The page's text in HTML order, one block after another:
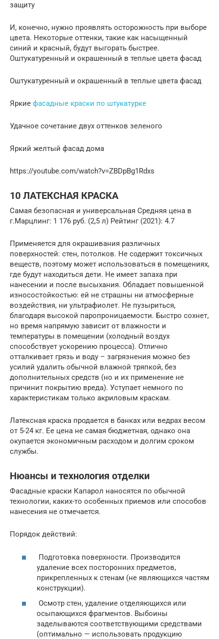
защиту
И, конечно, нужно проявлять осторожность при выборе
цвета. Некоторые оттенки, такие как насыщенный
синий и красный, будут выгорать быстрее.
Оштукатуренный и окрашенный в теплые цвета фасад
Оштукатуренный и окрашенный в теплые цвета фасад
Яркие фасадные краски по штукатурке
Удачное сочетание двух оттенков зеленого
Яркий желтый фасад дома
https://youtube.com/watch?v=ZBDpBg1Rdxs
10 ЛАТЕКСНАЯ КРАСКА
Самая безопасная и универсальная Средняя цена в
г.Марцлинг: 1 176 руб. (2,5 л) Рейтинг (2021): 4.7
Применяется для окрашивания различных
поверхностей: стен, потолков. Не содержит токсичных
веществ, поэтому может использоваться в помещениях,
где будут находиться дети. Не имеет запаха при
нанесении и после высыхания. Обладает повышенной
износостойкостью: ей не страшны ни атмосферные
воздействия, ни ультрафиолет. Не пузыриться,
благодаря высокой паропроницаемости. Быстро сохнет,
но время напрямую зависит от влажности и
температуры в помещении (холодный воздух
способствует ускорению процесса). Отлично
отталкивает грязь и воду – загрязнения можно без
усилий удалить обычной влажной тряпкой, без
дополнительных средств (но и их применение не
причинит покрытию вреда). Уступает немного по
характеристикам только акриловым краскам.
Латексная краска продается в банках или ведрах весом
от 5-24 кг. Ее цена не самая бюджетная, однако она
окупается экономичным расходом и долгим сроком
службы.
Нюансы и технология отделки
Фасадные краски Капарол наносятся по обычной
технологии, каких-то особенных приемов или способов
нанесения не отмечается.
Порядок действий:
Подготовка поверхности. Производится
удаление всех посторонних предметов,
прикрепленных к стенам (не являющихся частям
конструкции).
Осмотр стен, удаление отделяющихся или
осыпающихся фрагментов. Выбоины
заделываются соответствующими средствами
(оптимально — использовать продукцию